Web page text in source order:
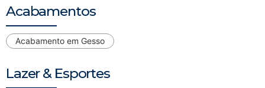
Acabamentos
Acabamento em Gesso
Lazer & Esportes